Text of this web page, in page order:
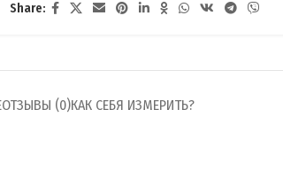
Share:
ОТЗЫВЫ (0)КАК СЕБЯ ИЗМЕРИТЬ?